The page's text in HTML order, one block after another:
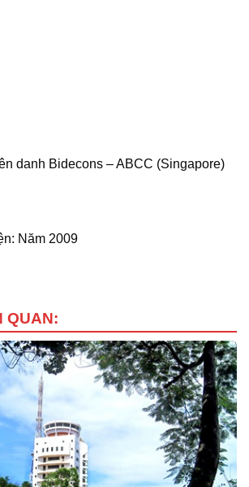
danh Bidecons – ABCC (Singapore)
Năm 2009
QUAN: